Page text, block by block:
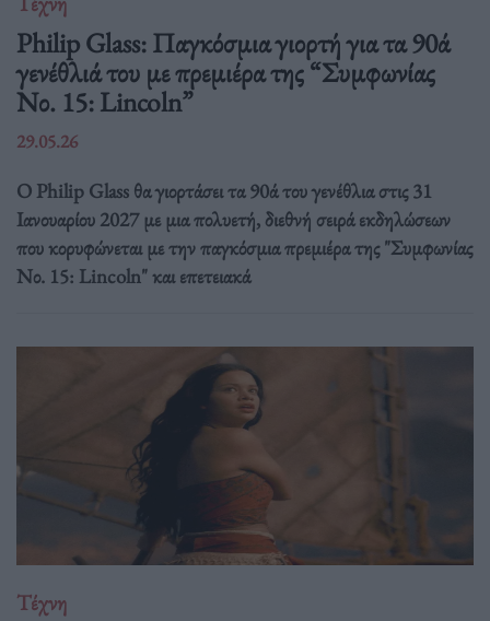
Philip Glass: Παγκόσμια γιορτή για τα 90ά
γενέθλιά του με πρεμιέρα της “Συμφωνίας
Νο. 15: Lincoln”
29.05.26
Ο Philip Glass θα γιορτάσει τα 90ά του γενέθλια στις 31
Ιανουαρίου 2027 με μια πολυετή, διεθνή σειρά εκδηλώσεων
που κορυφώνεται με την παγκόσμια πρεμιέρα της "Συμφωνίας
Νο. 15: Lincoln" και επετειακά
Τέχνη